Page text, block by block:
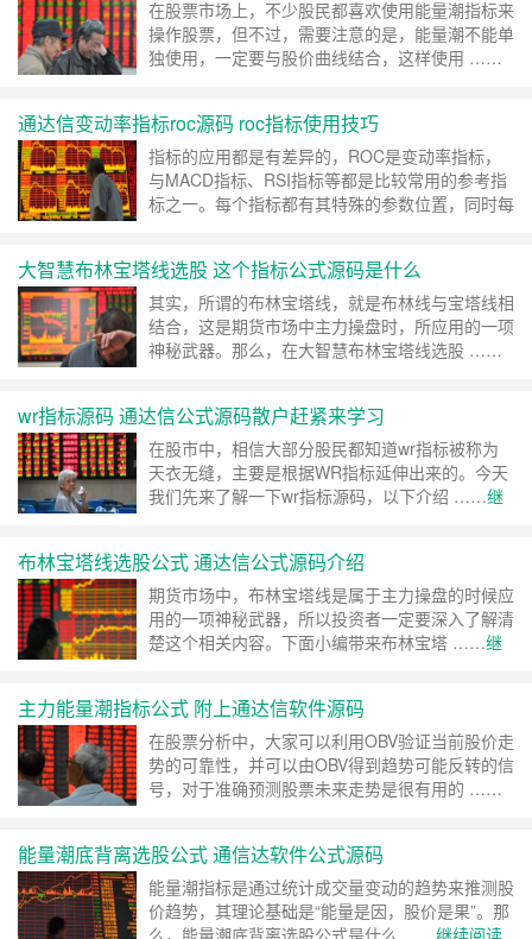
在股票市场上，不少股民都喜欢使用能量潮指标来
操作股票，但不过，需要注意的是，能量潮不能单
独使用，一定要与股价曲线结合，这样使用 ……
通达信变动率指标roc源码 roc指标使用技巧
指标的应用都是有差异的，ROC是变动率指标，
与MACD指标、RSI指标等都是比较常用的参考指
标之一。每个指标都有其特殊的参数位置，同时每
大智慧布林宝塔线选股 这个指标公式源码是什么
其实，所谓的布林宝塔线，就是布林线与宝塔线相
结合，这是期货市场中主力操盘时，所应用的一项
神秘武器。那么，在大智慧布林宝塔线选股 ……
wr指标源码 通达信公式源码散户赶紧来学习
在股市中，相信大部分股民都知道wr指标被称为
天衣无缝，主要是根据WR指标延伸出来的。今天
我们先来了解一下wr指标源码，以下介绍 ……继
布林宝塔线选股公式 通达信公式源码介绍
期货市场中，布林宝塔线是属于主力操盘的时候应
用的一项神秘武器，所以投资者一定要深入了解清
楚这个相关内容。下面小编带来布林宝塔 ……继
主力能量潮指标公式 附上通达信软件源码
在股票分析中，大家可以利用OBV验证当前股价走
势的可靠性，并可以由OBV得到趋势可能反转的信
号，对于准确预测股票未来走势是很有用的 ……
能量潮底背离选股公式 通信达软件公式源码
能量潮指标是通过统计成交量变动的趋势来推测股
价趋势，其理论基础是“能量是因，股价是果”。那
么，能量潮底背离选股公式是什么 …… 继续阅读